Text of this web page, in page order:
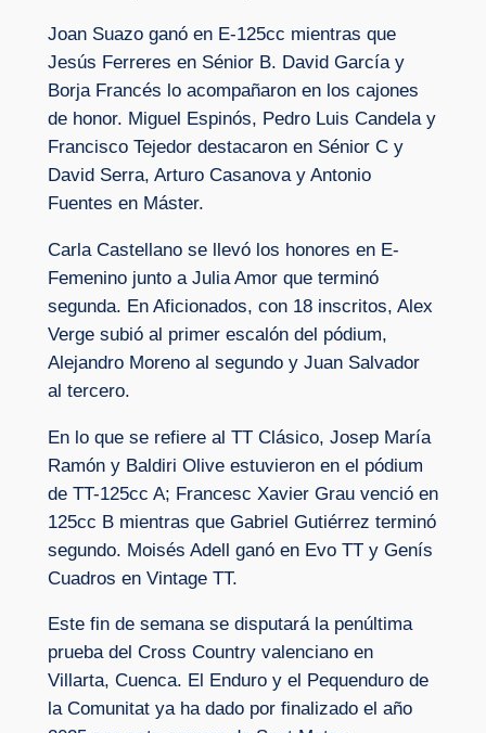
Joan Suazo ganó en E-125cc mientras que
Jesús Ferreres en Sénior B. David García y
Borja Francés lo acompañaron en los cajones
de honor. Miguel Espinós, Pedro Luis Candela y
Francisco Tejedor destacaron en Sénior C y
David Serra, Arturo Casanova y Antonio
Fuentes en Máster.
Carla Castellano se llevó los honores en E-
Femenino junto a Julia Amor que terminó
segunda. En Aficionados, con 18 inscritos, Alex
Verge subió al primer escalón del pódium,
Alejandro Moreno al segundo y Juan Salvador
al tercero.
En lo que se refiere al TT Clásico, Josep María
Ramón y Baldiri Olive estuvieron en el pódium
de TT-125cc A; Francesc Xavier Grau venció en
125cc B mientras que Gabriel Gutiérrez terminó
segundo. Moisés Adell ganó en Evo TT y Genís
Cuadros en Vintage TT.
Este fin de semana se disputará la penúltima
prueba del Cross Country valenciano en
Villarta, Cuenca. El Enduro y el Pequenduro de
la Comunitat ya ha dado por finalizado el año